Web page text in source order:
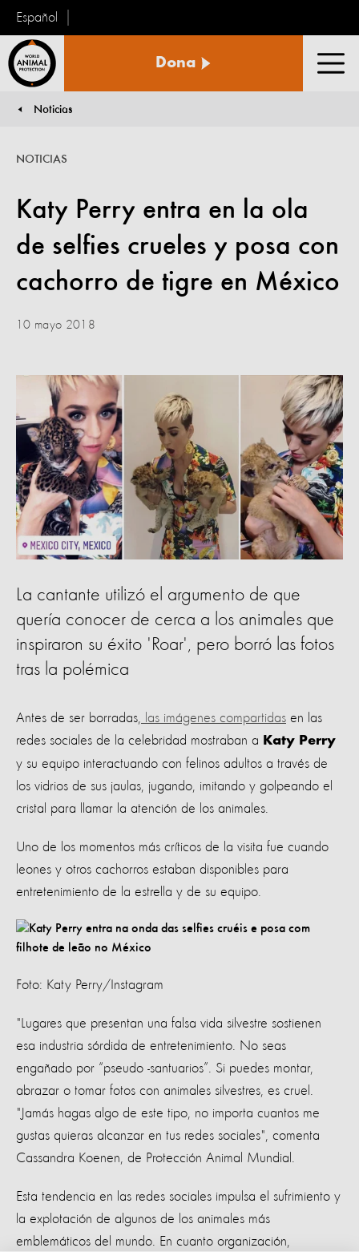
Español
Animal
Dona
Noticias
Katy Perry entra en la ola
de selfies crueles y posa con
cachorro de tigre en México
NOTICIAS
10 mayo 2018
La cantante utilizó el argumento de que
quería conocer de cerca a los animales que
inspiraron su éxito 'Roar', pero borró las fotos
tras la polémica
Antes de ser borradas, las imágenes compartidas en las
redes sociales de la celebridad mostraban a Katy Perry
y su equipo interactuando con felinos adultos a través de
los vidrios de sus jaulas, jugando, imitando y golpeando el
cristal para llamar la atención de los animales.
Uno de los momentos más críticos de la visita fue cuando
leones y otros cachorros estaban disponibles para
entretenimiento de la estrella y de su equipo.
Foto: Katy Perry/Instagram
"Lugares que presentan una falsa vida silvestre sostienen
esa industria sórdida de entretenimiento. No seas
engañado por “pseudo -santuarios”. Si puedes montar,
abrazar o tomar fotos con animales silvestres, es cruel.
"Jamás hagas algo de este tipo, no importa cuantos me
gustas quieras alcanzar en tus redes sociales", comenta
Cassandra Koenen, de Protección Animal Mundial.
Esta tendencia en las redes sociales impulsa el sufrimiento y
la explotación de algunos de los animales más
emblemáticos del mundo. En cuanto organización,